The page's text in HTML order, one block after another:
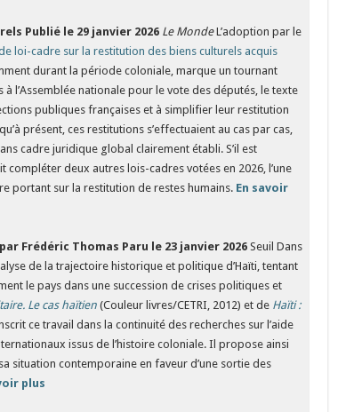
Publié le 29 janvier 2026 Le MondeL’adoption par le
loi-cadre sur la restitution des biens culturels acquis
durant la période coloniale, marque un tournant
l’Assemblée nationale pour le vote des députés, le texte
publiques françaises et à simplifier leur restitution
présent, ces restitutions s’effectuaient au cas par cas,
cadre juridique global clairement établi. S’il est
deux autres lois-cadres votées en 2026, l’une
portant sur la restitution de restes humains. En savoir
par Frédéric Thomas Paru le 23 janvier 2026 Seuil Dans
de la trajectoire historique et politique d’Haïti, tentant
le pays dans une succession de crises politiques et
Le cas haïtien (Couleur livres/CETRI, 2012) et de Haïti :
ce travail dans la continuité des recherches sur l’aide
issus de l’histoire coloniale. Il propose ainsi
situation contemporaine en faveur d’une sortie des
plus